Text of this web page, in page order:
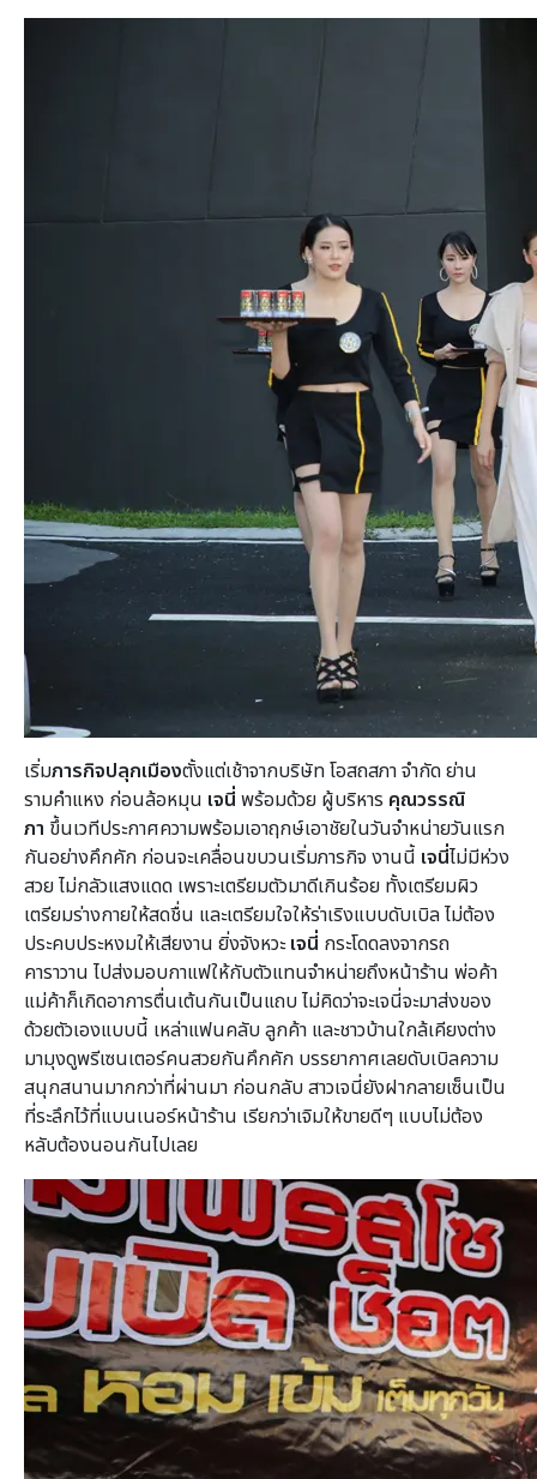
เริ่มภารกิจปลุกเมืองตั้งแต่เช้าจากบริษัท โอสถสภา จำกัด ย่าน
รามคำแหง ก่อนล้อหมุน เจนี่ พร้อมด้วย ผู้บริหาร คุณวรรณิ
ภา ขึ้นเวทีประกาศความพร้อมเอาฤกษ์เอาชัยในวันจำหน่ายวันแรก
กันอย่างคึกคัก ก่อนจะเคลื่อนขบวนเริ่มภารกิจ งานนี้ เจนี่ไม่มีห่วง
สวย ไม่กลัวแสงแดด เพราะเตรียมตัวมาดีเกินร้อย ทั้งเตรียมผิว
เตรียมร่างกายให้สดชื่น และเตรียมใจให้ร่าเริงแบบดับเบิล ไม่ต้อง
ประคบประหงมให้เสียงาน ยิ่งจังหวะเจนี่ กระโดดลงจากรถ
คาราวาน ไปส่งมอบกาแฟให้กับตัวแทนจำหน่ายถึงหน้าร้าน พ่อค้า
แม่ค้าก็เกิดอาการตื่นเต้นกันเป็นแถบ ไม่คิดว่าจะเจนี่จะมาส่งของ
ด้วยตัวเองแบบนี้ เหล่าแฟนคลับ ลูกค้า และชาวบ้านใกล้เคียงต่าง
มามุงดูพรีเซนเตอร์คนสวยกันคึกคัก บรรยากาศเลยดับเบิลความ
สนุกสนานมากกว่าที่ผ่านมา ก่อนกลับ สาวเจนี่ยังฝากลายเซ็นเป็น
ที่ระลึกไว้ที่แบนเนอร์หน้าร้าน เรียกว่าเจิมให้ขายดีๆ แบบไม่ต้อง
หลับต้องนอนกันไปเลย